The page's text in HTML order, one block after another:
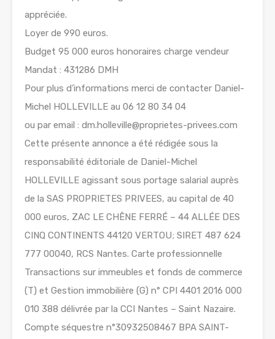
appréciée.
Loyer de 990 euros.
Budget 95 000 euros honoraires charge vendeur
Mandat : 431286 DMH
Pour plus d’informations merci de contacter Daniel-
Michel HOLLEVILLE au 06 12 80 34 04
ou par email : dm.holleville@proprietes-privees.com
Cette présente annonce a été rédigée sous la
responsabilité éditoriale de Daniel-Michel
HOLLEVILLE agissant sous portage salarial auprès
de la SAS PROPRIETES PRIVEES, au capital de 40
000 euros, ZAC LE CHÊNE FERRÉ – 44 ALLÉE DES
CINQ CONTINENTS 44120 VERTOU; SIRET 487 624
777 00040, RCS Nantes. Carte professionnelle
Transactions sur immeubles et fonds de commerce
(T) et Gestion immobilière (G) n° CPI 4401 2016 000
010 388 délivrée par la CCI Nantes – Saint Nazaire.
Compte séquestre n°30932508467 BPA SAINT-